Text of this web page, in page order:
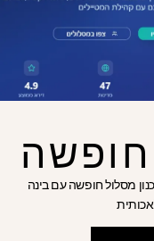
לעסקים ועצמאיים
חופשה
מסלול חופשה עם בינה